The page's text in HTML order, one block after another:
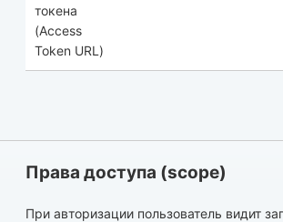
токена
(Access
Token URL)
Права доступа (scope)
При авторизации пользователь видит